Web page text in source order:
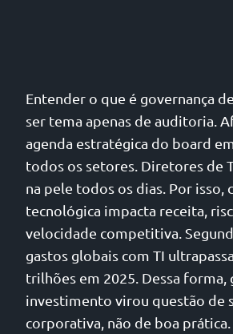
Entender o que é governança
ser tema apenas de auditoria.
agenda estratégica do board
todos os setores. Diretores de
na pele todos os dias. Por isso,
tecnológica impacta receita,
velocidade competitiva.
gastos globais com TI
trilhões em 2025. Dessa forma,
investimento virou questão de
corporativa, não de boa prática.